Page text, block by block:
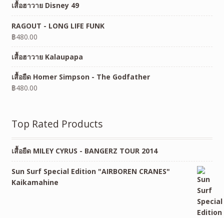
เสื้อฮาวาย Disney 49
RAGOUT - LONG LIFE FUNK
฿480.00
เสื้อฮาวาย Kalaupapa
เสื้อยืด Homer Simpson - The Godfather
฿480.00
Top Rated Products
เสื้อยืด MILEY CYRUS - BANGERZ TOUR 2014
Sun Surf Special Edition "AIRBOREN CRANES"
Kaikamahine